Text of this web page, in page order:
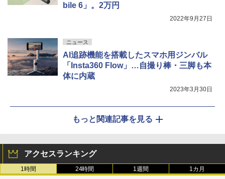
bile 6」。2万円
2022年9月27日
ニュース
AI追跡機能を搭載したスマホ用ジンバル
「Insta360 Flow」…自撮り棒・三脚も本
体に内蔵
2023年3月30日
もっと関連記事を見る
アクセスランキング
1時間 24時間 1週間 1カ月